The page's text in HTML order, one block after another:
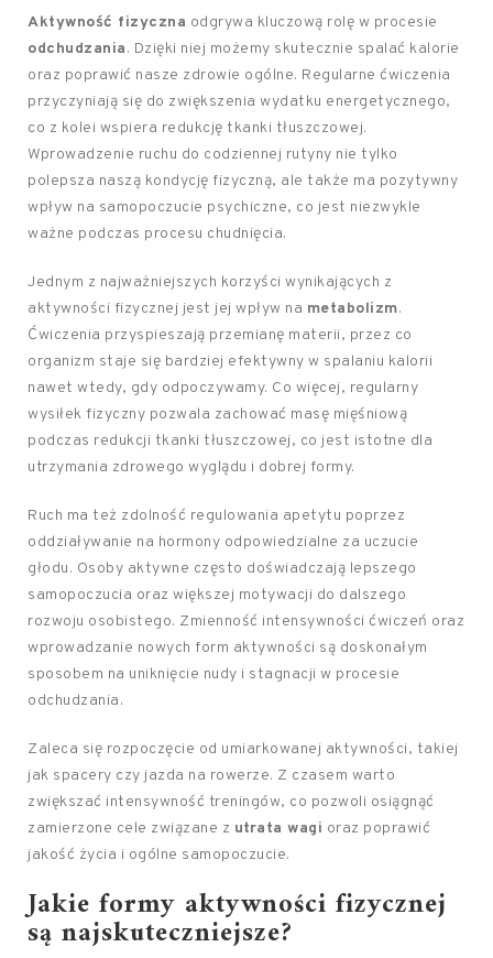
Aktywność fizyczna odgrywa kluczową rolę w procesie
odchudzania. Dzięki niej możemy skutecznie spalać kalorie
oraz poprawić nasze zdrowie ogólne. Regularne ćwiczenia
przyczyniają się do zwiększenia wydatku energetycznego,
co z kolei wspiera redukcję tkanki tłuszczowej.
Wprowadzenie ruchu do codziennej rutyny nie tylko
polepsza naszą kondycję fizyczną, ale także ma pozytywny
wpływ na samopoczucie psychiczne, co jest niezwykle
ważne podczas procesu chudnięcia.
Jednym z najważniejszych korzyści wynikających z
aktywności fizycznej jest jej wpływ na metabolizm.
Ćwiczenia przyspieszają przemianę materii, przez co
organizm staje się bardziej efektywny w spalaniu kalorii
nawet wtedy, gdy odpoczywamy. Co więcej, regularny
wysiłek fizyczny pozwala zachować masę mięśniową
podczas redukcji tkanki tłuszczowej, co jest istotne dla
utrzymania zdrowego wyglądu i dobrej formy.
Ruch ma też zdolność regulowania apetytu poprzez
oddziaływanie na hormony odpowiedzialne za uczucie
głodu. Osoby aktywne często doświadczają lepszego
samopoczucia oraz większej motywacji do dalszego
rozwoju osobistego. Zmienność intensywności ćwiczeń oraz
wprowadzanie nowych form aktywności są doskonałym
sposobem na uniknięcie nudy i stagnacji w procesie
odchudzania.
Zaleca się rozpoczęcie od umiarkowanej aktywności, takiej
jak spacery czy jazda na rowerze. Z czasem warto
zwiększać intensywność treningów, co pozwoli osiągnąć
zamierzone cele związane z utrata wagi oraz poprawić
jakość życia i ogólne samopoczucie.
Jakie formy aktywności fizycznej
są najskuteczniejsze?